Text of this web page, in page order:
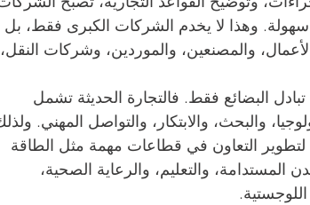
سهولة. وهذا لا يخدم الشركات الكبرى فقط، بل
والمصنعين، والموردين، وشركات
البضائع فقط. فالتجارة الحديثة تشمل
والبحث، والابتكار، والتواصل المهني.
التعاون في قطاعات مهمة مثل الطاقة
المستدامة، والتعليم، والرعاية الصحية،